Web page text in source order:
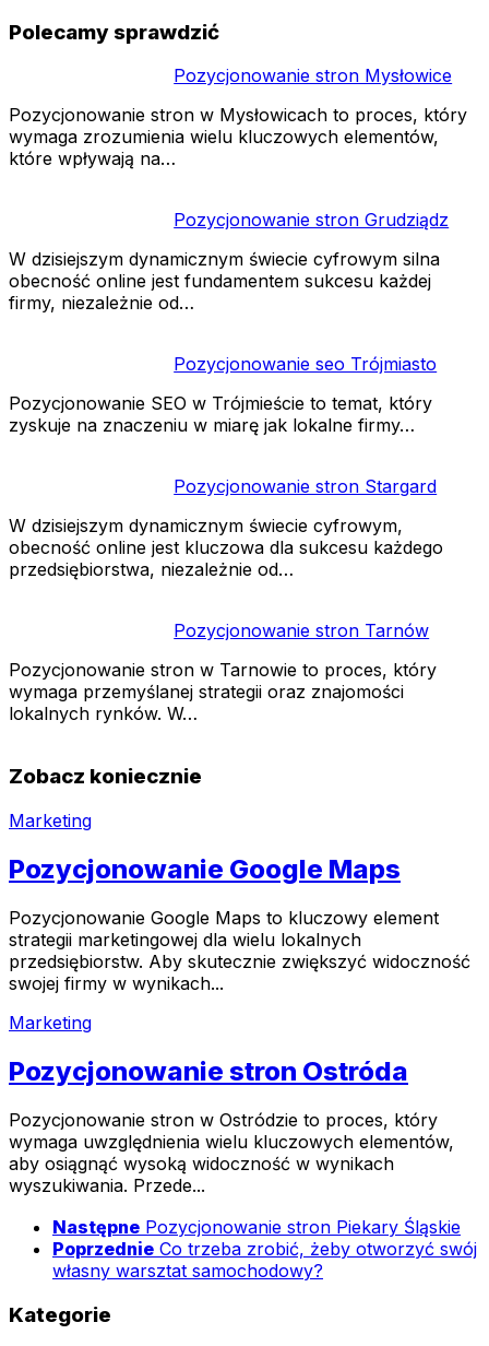
Polecamy sprawdzić
Pozycjonowanie stron Mysłowice
Pozycjonowanie stron w Mysłowicach to proces, który
wymaga zrozumienia wielu kluczowych elementów,
które wpływają na…
Pozycjonowanie stron Grudziądz
W dzisiejszym dynamicznym świecie cyfrowym silna
obecność online jest fundamentem sukcesu każdej
firmy, niezależnie od…
Pozycjonowanie seo Trójmiasto
Pozycjonowanie SEO w Trójmieście to temat, który
zyskuje na znaczeniu w miarę jak lokalne firmy…
Pozycjonowanie stron Stargard
W dzisiejszym dynamicznym świecie cyfrowym,
obecność online jest kluczowa dla sukcesu każdego
przedsiębiorstwa, niezależnie od…
Pozycjonowanie stron Tarnów
Pozycjonowanie stron w Tarnowie to proces, który
wymaga przemyślanej strategii oraz znajomości
lokalnych rynków. W…
Zobacz koniecznie
Marketing
Pozycjonowanie Google Maps
Pozycjonowanie Google Maps to kluczowy element
strategii marketingowej dla wielu lokalnych
przedsiębiorstw. Aby skutecznie zwiększyć widoczność
swojej firmy w wynikach...
Marketing
Pozycjonowanie stron Ostróda
Pozycjonowanie stron w Ostródzie to proces, który
wymaga uwzględnienia wielu kluczowych elementów,
aby osiągnąć wysoką widoczność w wynikach
wyszukiwania. Przede...
Następne Pozycjonowanie stron Piekary Śląskie
Poprzednie Co trzeba zrobić, żeby otworzyć swój
własny warsztat samochodowy?
Kategorie